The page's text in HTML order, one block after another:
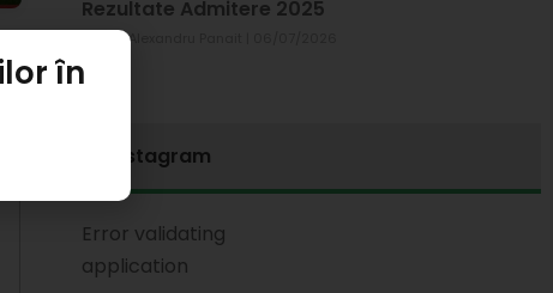
Rezultate Admitere 2025
Andrei Alexandru Panait
Instagram
Error validating
application
în